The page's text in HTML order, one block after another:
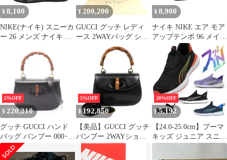
¥ 8,100
NIKE(ナイキ) スニーカ
ー 26 メンズ ナイキ エ
'96 DJ4633-010 黒×ダー
クグレー×マルチ ハイ
カット/2021年
¥200,200
GUCCI グッチ レディ
ース 2WAYバッグ ショ
ルダーバッグ バンブー
バッグ 000 01 0633 ベ
¥ 8,900
ナイキ NIKE エア モア
アップテンポ 96 メイド
ユー ルック AIR MORE
UPTEMPO Made You
Look スニーカー US9
27cm 黒 ブラック 赤 レ
ッド dj4633-010 /SS
■OS ■GY01
5%OFF
¥ 220,210
グッチ GUCCI ハンド
バッグ バンブー 000･
01･0633 ブラック レザ
ー バンブー 2wayショ
5%OFF
¥192,850
【美品】GUCCI グッチ
バンブー 2WAYショル
ダー ハンドバッグ レザ
ー×ウッド 000・01・
20%OFF
¥5,192
【24.0-25.0cm】プーマ
キッズ ジュニア スニー